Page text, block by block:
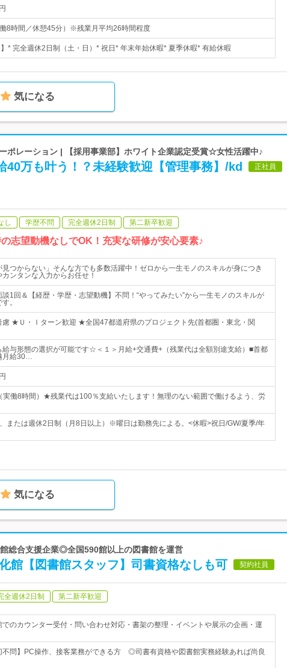
8時間／休憩45分）※残業月平均26時間程度
】* 完全週休2日制（土・日）* 祝日* 年末年始休暇* 夏季休暇* 有給休暇
気になる
ポレーション | 【採用事業部】ホワイト企業認定受賞☆女性活躍中♪
40万も叶う！？未経験歓迎【管理事務】/kd 正社員
し 学歴不問 完全週休2日制 第二新卒歓迎
志望動機なしでOK！充実な研修が安心要素♪
見つからない」そんな方でも多数活躍中！ゼロから一生モノのスキルが身につき
ンタンな入力からお任せ！
1回＆【経歴・学歴・志望動機】不問！“やってみたい”から一生モノのスキルが
。
★Ｕ・Ｉターン歓迎 ★全国47都道府県のプロジェクト先(首都圏・東北・関
与形態の選択が可能です☆＜１＞月給+交通費+（残業代は全額別途支給）■首都
月給30…
実働8時間）★残業代は100％支給いたします！無理のない範囲で働けるよう、労
または週休2日制（月8日以上）※曜日は勤務先による。<休暇>祝日/GW/夏季/年
気になる
総合支援企業◎全国590館以上の図書館を運営
館【図書館スタッフ】司書資格なしも可 契約社員
全週休2日制 第二新卒歓迎
でのカウンター受付・問い合わせ対応・書架の整理・イベントや展示の企画・運
不問】PC操作、接客業務ができる方 ◎司書有資格や図書館実務経験あれば尚良